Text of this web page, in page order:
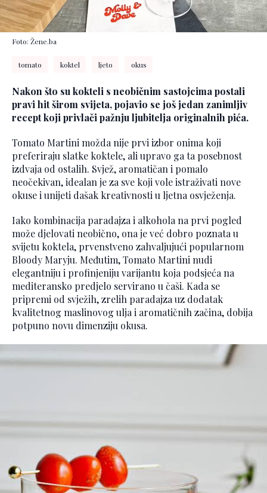
Foto: Žene.ba
tomato koktel ljeto okus
Nakon što su kokteli s neobičnim sastojcima postali
pravi hit širom svijeta, pojavio se još jedan zanimljiv
recept koji privlači pažnju ljubitelja originalnih pića.
Tomato Martini možda nije prvi izbor onima koji
preferiraju slatke koktele, ali upravo ga ta posebnost
izdvaja od ostalih. Svjež, aromatičan i pomalo
neočekivan, idealan je za sve koji vole istraživati nove
okuse i unijeti dašak kreativnosti u ljetna osvježenja.
Iako kombinacija paradajza i alkohola na prvi pogled
može djelovati neobično, ona je već dobro poznata u
svijetu koktela, prvenstveno zahvaljujući popularnom
Bloody Maryju. Međutim, Tomato Martini nudi
elegantniju i profinjeniju varijantu koja podsjeća na
mediteransko predjelo servirano u čaši. Kada se
pripremi od svježih, zrelih paradajza uz dodatak
kvalitetnog maslinovog ulja i aromatičnih začina, dobija
potpuno novu dimenziju okusa.